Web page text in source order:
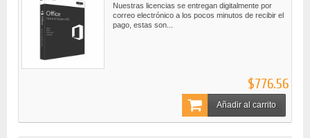
Nuestras licencias se entregan digitalmente por
correo electrónico a los pocos minutos de recibir el
pago, estas son...
$776.56
Añadir al carrito